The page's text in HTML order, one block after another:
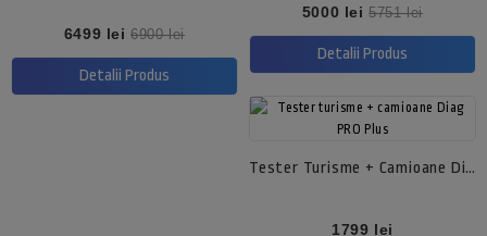
Pret
6499 lei Pret
baza
6900 lei
Detalii Produs
Pret
5000 lei Pret
baza
5751 lei
Detalii Produs
Tester Turisme + Camioane Diag PRO Plus
Pret
1799 lei